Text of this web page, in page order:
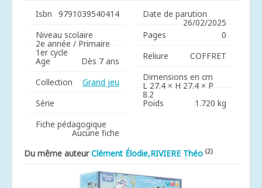
Isbn
9791039540414
Niveau scolaire
2e année / Primaire
1er cycle
Age
Dès 7 ans
Collection
Grand jeu
Série
Fiche pédagogique
Aucune fiche
Date de parution
26/02/2025
Pages
0
Reliure
COFFRET
Dimensions en cm
L 27.4 × H 27.4 × P
8.2
Poids 1.720 kg
Du même auteurClément Élodie,RIVIERE Théo (2)